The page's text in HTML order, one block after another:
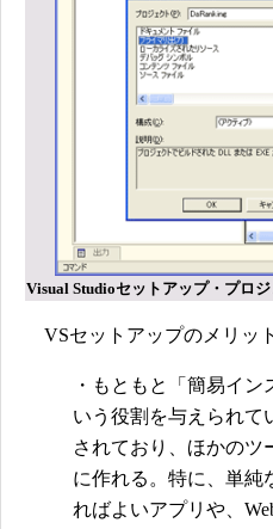
Visual Studioセットアップ・プロ
VSセットアップのメリッ
・もともと「簡易イ
いう役割を与えられて
されており、ほかのツ
に作れる。特に、単純
ればよいアプリや、